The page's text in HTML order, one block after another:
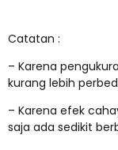
Catatan :
– Karena
kurang lebih
– Karena efek
saja ada sedikit